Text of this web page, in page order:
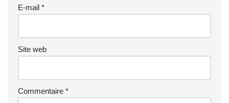
E-mail *
Site web
Commentaire *